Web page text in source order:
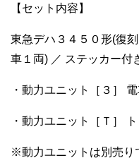
【セット内容】
東急デハ３４５０形(復
車１両) ／ ステッカー付
・動力ユニット［３］
・動力ユニット［Ｔ］
※動力ユニットは別売り